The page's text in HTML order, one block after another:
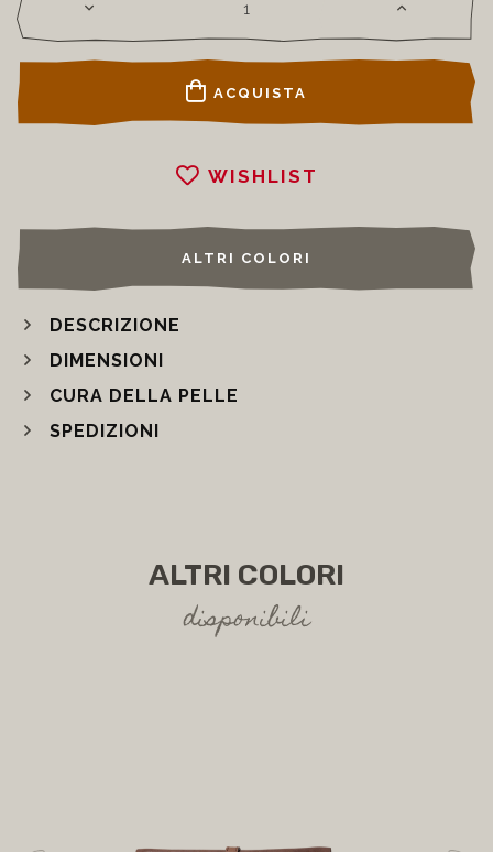
ACQUISTA
WISHLIST
ALTRI COLORI
DESCRIZIONE
DIMENSIONI
CURA DELLA PELLE
SPEDIZIONI
ALTRI COLORI
disponibili